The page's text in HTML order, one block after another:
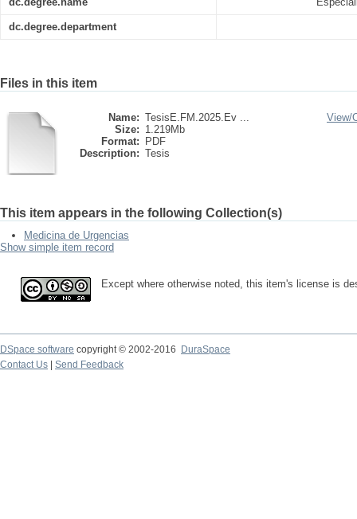
dc.degree.department
Files in this item
Name: TesisE.FM.2025.Ev ...
Size: 1.219Mb
Format:
PDF
Description: Tesis
View/
This item appears in the following Collection(s)
Medicina de Urgencias
Show simple item record
Except where otherwise noted, this item's license is
DSpace software copyright © 2002-2016
DuraSpace
Contact Us
Send Feedback